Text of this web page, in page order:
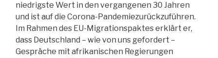
niedrigste Wert in den vergangenen 30 Jahren
und ist auf die Corona-Pandemiezurückzuführen.
Im Rahmen des EU-Migrationspaktes erklärt er,
dass Deutschland – wie von uns gefordert –
Gespräche mit afrikanischen Regierungen